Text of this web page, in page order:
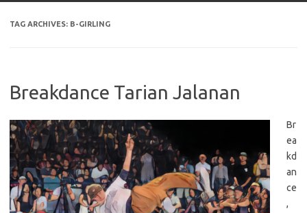
TAG ARCHIVES: B-GIRLING
Breakdance Tarian Jalanan
Br
ea
kd
an
ce
,